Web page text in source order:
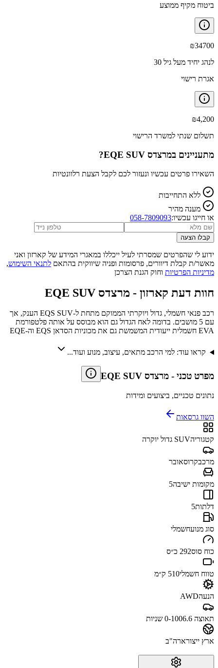
ביטוח מקיף ממוצע
₪34700
לנהג יחיד מעל גיל 30
אגרת רישוי
₪4,200
תשלום שנתי למשרד הרישוי
מתעניינים במרצדס EQE SUV ?
השאירו פרטים עכשיו ונעזור לכם לקבל הצעת רלוונטיות
ללא התחייבות
מענה מהיר
או חייגו עכשיו:058-7809093
קבלו הצעה
ידוע לי שהפרטים שמסרתי לעיל ייכללו במאגרי המידע של קארזון ואני
מאשר/ת קבלת דיוורים, פרסומות ופניה שיווקית בהתאם לתנאי השימוש,
מדיניות הפרטיות וחוק הגנת הצרכן
חוות דעת קארזון - מרצדס EQE SUV
רכב פנאי חשמלי, גדול ויוקרתי הממוקם מתחת ל-EQS SUV הענק, אך
עם 5 מושבים. בדומה לאח הגדול גם הוא מבוסס על אותה פלטפורמת
EVA חשמלית ייעודית המשמשת גם את מכוניות הסדאן EQS וה-EQE
קראו עוד: למי הרכב מתאים, עיצוב, מנוע ועוד...
מפרט טכני - מרצדס EQE SUV
נתונים טכניים, ביצועים ומידות
השוו גרסאות
קטגוריהSUV גדול יוקרה
מרכבקרוסאובר
מקומות ישיבה5
דלתות5
סוג מנועחשמלי
כוח סוס292 כ״ס
טווח חשמלי510 ק״מ
הנעהAWD
תאוצה 0-100 6.6 שניות
ארץ ייצורארה"ב